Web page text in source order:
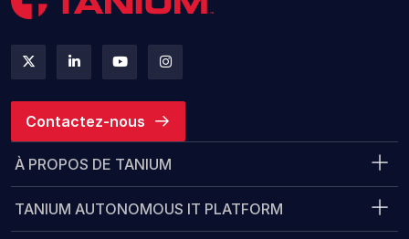
Contactez-nous
À PROPOS DE TANIUM
TANIUM AUTONOMOUS IT PLATFORM